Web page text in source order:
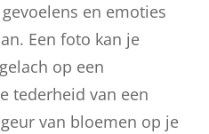
en emoties
Een foto kan je
op een
tederheid van een
van bloemen op je